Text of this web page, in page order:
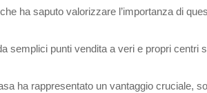
ha saputo valorizzare l’importanza di
semplici punti vendita a veri e propri centri
ha rappresentato un vantaggio cruciale,